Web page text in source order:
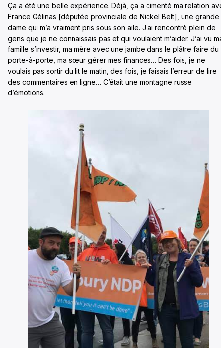
Ça a été une belle expérience. Déjà, ça a cimenté ma relation
France Gélinas [députée provinciale de Nickel Belt], une grande
dame qui m’a vraiment pris sous son aile. J’ai rencontré plein de
gens que je ne connaissais pas et qui voulaient m’aider. J’ai vu
famille s’investir, ma mère avec une jambe dans le plâtre faire du
porte-à-porte, ma sœur gérer mes finances… Des fois, je ne
voulais pas sortir du lit le matin, des fois, je faisais l’erreur de lire
des commentaires en ligne… C’était une montagne russe
d’émotions.